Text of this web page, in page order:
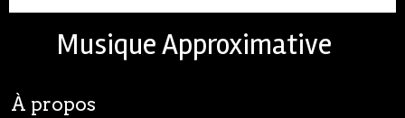
Musique Approximative
À propos